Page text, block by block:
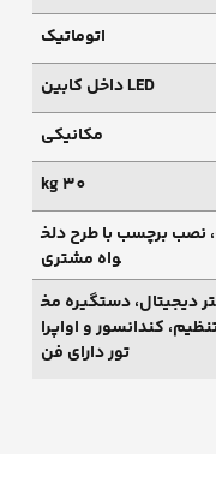
اتوماتیک
LED داخل کابین
مکانیکی
30 kg
نصب برچسب با طرح دلخ
واه مشتری
دیجیتال، دستگیره مخ
کندانسور و اواپرا
تور دارای فن